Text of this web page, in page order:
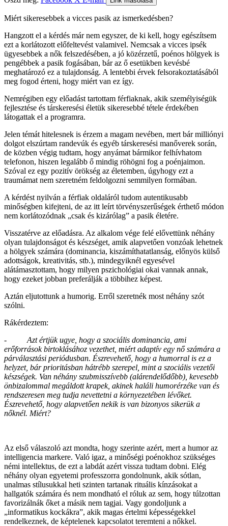
Miért sikeresebbek a vicces pasik az ismerkedésben?
Hangzott el a kérdés már nem egyszer, de ki kell, hogy egészítsem
ezt a korlátozott előfeltevést valamivel. Nemcsak a vicces ipsék
ügyesebbek a nők felszedésében, a jó közérzetű, poénos hölgyek is
pengébbek a pasik fogásában, bár az ő esetükben kevésbé
meghatározó ez a tulajdonság. A lentebbi érvek felsorakoztatásából
meg fogod érteni, hogy miért van ez így.
Nemrégiben egy előadást tartottam férfiaknak, akik személyiségük
fejlesztése és társkeresési életük sikeresebbé tétele érdekében
látogattak el a programra.
Jelen témát hitelesnek is érzem a magam nevében, mert bár milliónyi
dolgot elszúrtam randevúk és egyéb társkeresési manőverek során,
de közben végig tudtam, hogy anyámat bármikor felhívhatom
telefonon, hiszen legalább ő mindig röhögni fog a poénjaimon.
Szóval ez egy pozitív örökség az életemben, úgyhogy ezt a
traumámat nem szeretném feldolgozni semmilyen formában.
A kérdést nyilván a férfiak oldaláról tudom autentikusabb
minőségben kifejteni, de az itt leírt törvényszerűségek érthető módon
nem korlátozódnak „csak és kizárólag” a pasik életére.
Visszatérve az előadásra. Az alkalom vége felé elővettünk néhány
olyan tulajdonságot és készséget, amik alapvetően vonzóak lehetnek
a hölgyek számára (dominancia, kiszámíthatatlanság, előnyös külső
adottságok, kreativitás, stb.), mindegyiknél egyesével
alátámasztottam, hogy milyen pszichológiai okai vannak annak,
hogy ezeket jobban preferálják a többihez képest.
Aztán eljutottunk a humorig. Erről szeretnék most néhány szót
szólni.
Rákérdeztem:
- Azt értjük ugye, hogy a szociális dominancia, ami
erőforrások birtoklásához vezethet, miért adaptív egy nő számára a
párválasztási periódusban. Észrevehető, hogy a humorral is ez a
helyzet, bár prioritásban hátrébb szerepel, mint a szociális vezetői
készségek. Van néhány szubmisszívebb (alárendelődőbb), kevesebb
önbizalommal megáldott krapek, akinek haláli humorérzéke van és
rendszeresen meg tudja nevettetni a környezetében lévőket.
Észrevehető, hogy alapvetően nekik is van bizonyos sikerük a
nőknél. Miért?
Az első válaszoló azt mondta, hogy szerinte azért, mert a humor az
intelligencia markere. Való igaz, a minőségi poénokhoz szükséges
némi intellektus, de ezt a labdát azért vissza tudtam dobni. Elég
néhány olyan egyetemi professzorra gondolnunk, akik sótlan,
unalmas stílusukkal heti szinten tartanak rituális kínzásokat a
hallgatók számára és nem mondható el róluk az sem, hogy túlzottan
favorizálnák őket a másik nem tagjai. Vagy gondoljunk a
„informatikus kockákra”, akik magas értelmi képességekkel
rendelkeznek, de képtelenek kapcsolatot teremteni a nőkkel.